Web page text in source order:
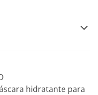
hidratante para